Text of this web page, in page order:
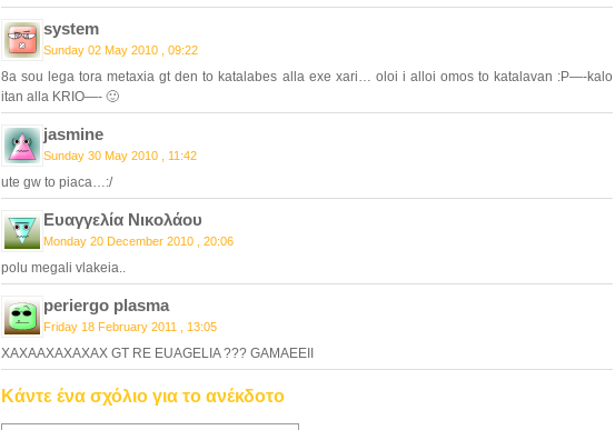
system
Sunday 02 May 2010 , 09:22
8a sou lega tora metaxia gt den to katalabes alla exe xari… oloi i alloi omos to katalavan :P—-kalo
itan alla KRIO—- 🙂
jasmine
Sunday 30 May 2010 , 11:42
ute gw to piaca…:/
Ευαγγελία Νικολάου
Monday 20 December 2010 , 20:06
polu megali vlakeia..
periergo plasma
Friday 18 February 2011 , 13:05
XAXAAXAXAXAX GT RE EUAGELIA ??? GAMAEEII
Κάντε ένα σχόλιο για το ανέκδοτο